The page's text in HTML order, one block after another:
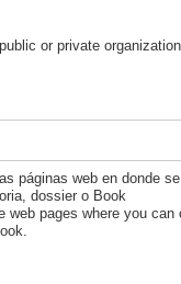
or private
páginas web en donde
dossier o Book
web pages where you can